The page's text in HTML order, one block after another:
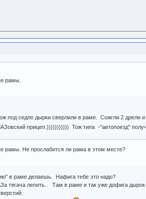
рамы.
седло дырки сверлили в раме. Сожгли 2 дрели
прицеп.))))))))))) Тож типа -"автопоезд"
рамы. Не прослабится ли рама в этом месте?
в раме делаешь. Нафига тебе это надо?
тягача лепить.. Там в раме и так уже дофига